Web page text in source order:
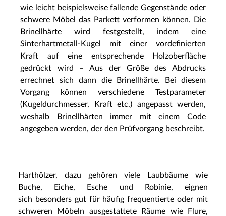
wie leicht beispielsweise fallende Gegenstände oder
schwere Möbel das Parkett verformen können. Die
Brinellhärte wird festgestellt, indem eine
Sinterhartmetall-Kugel mit einer vordefinierten
Kraft auf eine entsprechende Holzoberfläche
gedrückt wird – Aus der Größe des Abdrucks
errechnet sich dann die Brinellhärte. Bei diesem
Vorgang können verschiedene Testparameter
(Kugeldurchmesser, Kraft etc.) angepasst werden,
weshalb Brinellhärten immer mit einem Code
angegeben werden, der den Prüfvorgang beschreibt.
Harthölzer, dazu gehören viele Laubbäume wie
Buche, Eiche, Esche und Robinie, eignen
sich besonders gut für häufig frequentierte oder mit
schweren Möbeln ausgestattete Räume wie Flure,